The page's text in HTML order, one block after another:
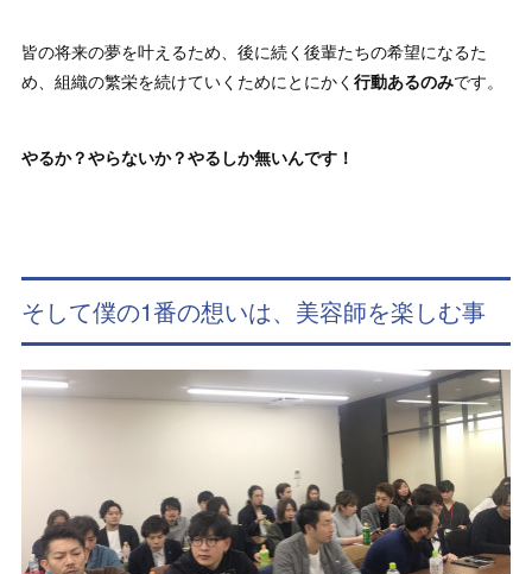
皆の将来の夢を叶えるため、後に続く後輩たちの希望になるた
め、組織の繁栄を続けていくためにとにかく行動あるのみです。
やるか？やらないか？やるしか無いんです！
そして僕の1番の想いは、美容師を楽しむ事